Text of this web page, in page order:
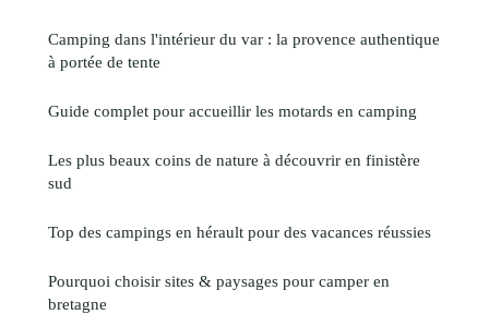
Camping dans l'intérieur du var : la provence authentique
à portée de tente
Guide complet pour accueillir les motards en camping
Les plus beaux coins de nature à découvrir en finistère
sud
Top des campings en hérault pour des vacances réussies
Pourquoi choisir sites & paysages pour camper en
bretagne